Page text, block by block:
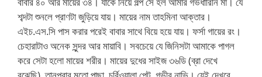
শব্দটা শুনলে প্রাণটা জুড়িয়ে যায়। মায়ের নাম তাহমিনা আক্তার।
এইচ.এস.সি পাস করার পরেই বাবার সাথে বিয়ে হয়ে যায়। ফর্সা গায়ের রং।
চেহারাটাও অনেক সুন্দর আর মায়াবি। সবচেয়ে যে জিনিসটা আমাকে পাগল
করে সেটা হলো মায়ের শরীর। মায়ের দুধের সাইজ ৩৬ডি (ব্রা দেখে